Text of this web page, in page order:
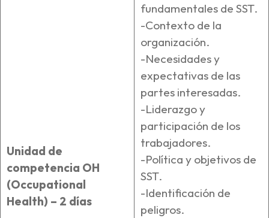
Unidad de
competencia OH
(Occupational
Health) – 2 días
fundamentales de SST.
-Contexto de la
organización.
-Necesidades y
expectativas de las
partes interesadas.
-Liderazgo y
participación de los
trabajadores.
-Política y objetivos de
SST.
-Identificación de
peligros.